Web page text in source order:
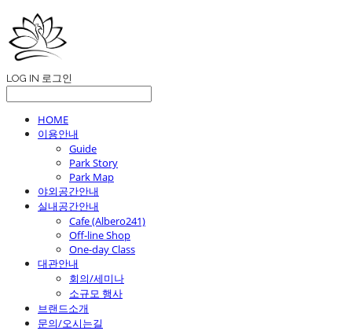
LOG IN 로그인
HOME
이용안내
Guide
Park Story
Park Map
야외공간안내
실내공간안내
Cafe (Albero241)
Off-line Shop
One-day Class
대관안내
회의/세미나
소규모 행사
브랜드소개
문의/오시는길